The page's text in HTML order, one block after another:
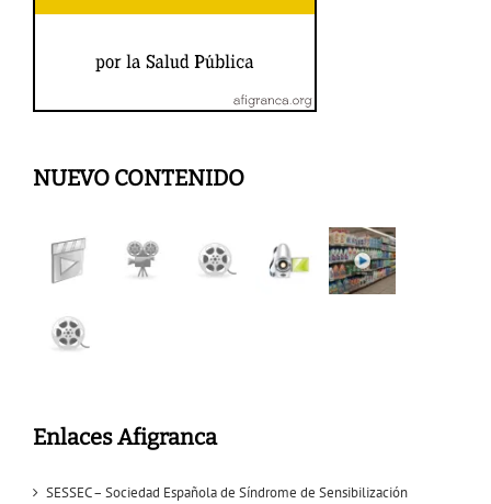
NUEVO CONTENIDO
Enlaces Afigranca
SESSEC – Sociedad Española de Síndrome de Sensibilización